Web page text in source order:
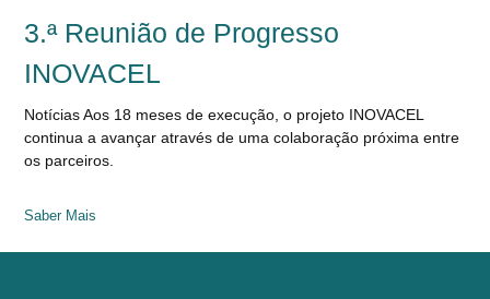
3.ª Reunião de Progresso
INOVACEL
Notícias Aos 18 meses de execução, o projeto INOVACEL
continua a avançar através de uma colaboração próxima entre
os parceiros.
Saber Mais